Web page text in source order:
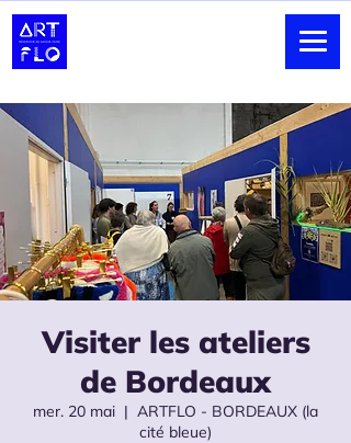
Visiter les ateliers
de Bordeaux
mer. 20 mai
  |
ARTFLO - BORDEAUX (la
cité bleue)